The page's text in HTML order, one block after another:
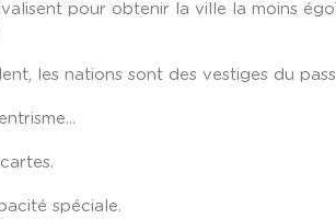
pour obtenir la ville la moins
les nations sont des vestiges du
spéciale.